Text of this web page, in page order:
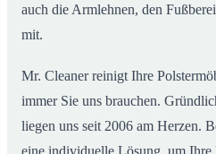
auch die Armlehnen, den
mit.
Mr. Cleaner reinigt Ihre
immer Sie uns brauchen.
liegen uns seit 2006 am Herzen.